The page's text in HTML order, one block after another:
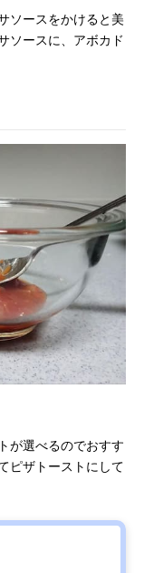
ソースをかけると美
ソースに、アボカド
が選べるのでおすす
ピザトーストにして